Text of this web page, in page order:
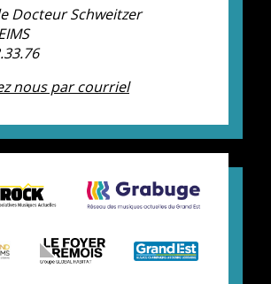
Docteur Schweitzer
nous par courriel